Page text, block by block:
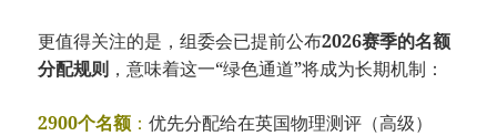
更值得关注的是，组委会已提前公布2026赛季的名额
分配规则 ，意味着这一“绿色通道”将成为长期机制：
2900个名额 ：优先分配给在英国物理测评（高级）